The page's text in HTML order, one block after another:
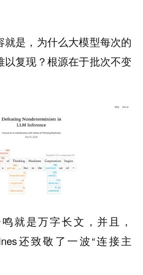
就是，为什么大模型每次的
以复现？根源在于批次不变
就是万字长文，并且，
还致敬了一波“连接主